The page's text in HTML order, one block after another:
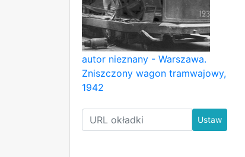
autor nieznany - Warszawa.
Zniszczony wagon tramwajowy,
1942
Ustaw